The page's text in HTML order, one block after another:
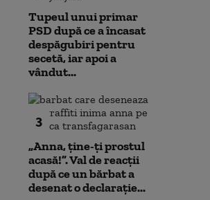
au emis noi
de caniculă și
Mateescu: Ploile „nu
compensa lipsa acută” de
energetică:
fi afectată de
Tupeul unui primar
PSD după ce a încasat
despăgubiri pentru
secetă, iar apoi a
vândut...
3
„Anna, ţine-ţi prostul
acasă!”. Val de reacții
după ce un bărbat a
desenat o declarație...